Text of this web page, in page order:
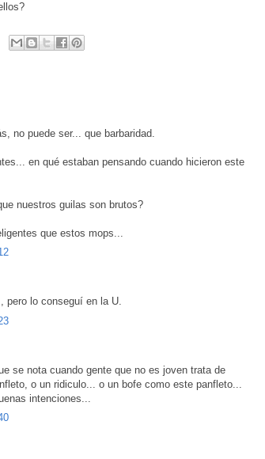
no puede ser... que barbaridad.
en qué estaban pensando cuando hicieron este
nuestros guilas son brutos?
que estos mops...
pero lo conseguí en la U.
se nota cuando gente que no es joven trata de
o un ridiculo... o un bofe como este panfleto...
intenciones...